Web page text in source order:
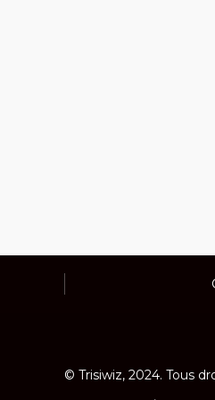
© Trisiwiz, 2024. Tous